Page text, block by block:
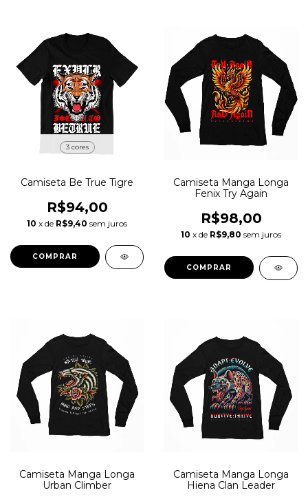
3 cores
Camiseta Be True Tigre
R$94,00
10 x de R$9,40 sem juros
COMPRAR
Camiseta Manga Longa
Fenix Try Again
R$98,00
10 x de R$9,80 sem juros
COMPRAR
Camiseta Manga Longa
Urban Climber
Camiseta Manga Longa
Hiena Clan Leader